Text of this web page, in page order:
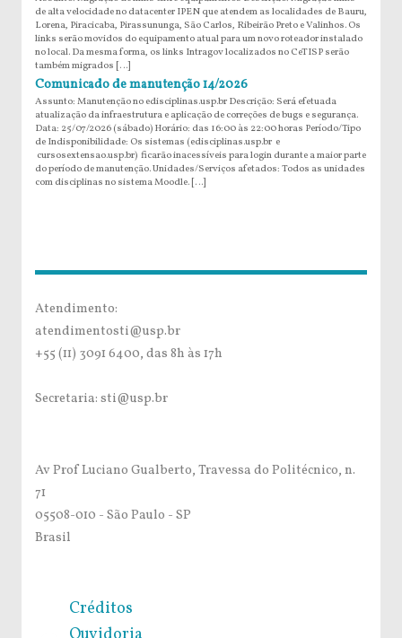
de alta velocidade no datacenter IPEN que atendem as localidades de Bauru,
Lorena, Piracicaba, Pirassununga, São Carlos, Ribeirão Preto e Valinhos. Os
links serão movidos do equipamento atual para um novo roteador instalado
no local. Da mesma forma, os links Intragov localizados no CeTISP serão
também migrados […]
Comunicado de manutenção 14/2026
Assunto: Manutenção no edisciplinas.usp.br Descrição: Será efetuada
atualização da infraestrutura e aplicação de correções de bugs e segurança.
Data: 25/07/2026 (sábado) Horário: das 16:00 às 22:00 horas Período/Tipo
de Indisponibilidade: Os sistemas (edisciplinas.usp.br e
cursosextensao.usp.br) ficarão inacessíveis para login durante a maior parte
do período de manutenção. Unidades/Serviços afetados: Todos as unidades
com disciplinas no sistema Moodle. […]
Atendimento:
atendimentosti@usp.br
+55 (11) 3091 6400, das 8h às 17h
Secretaria: sti@usp.br
Av Prof Luciano Gualberto, Travessa do Politécnico, n.
71
05508-010 - São Paulo - SP
Brasil
Créditos